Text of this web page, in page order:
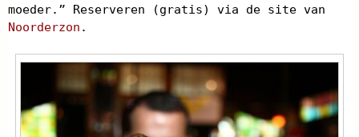
moeder.” Reserveren (gratis) via de site van
Noorderzon .